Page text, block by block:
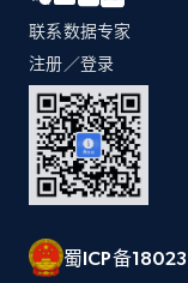
Youtube -
by podcast url
URL, Title,
Video length,
8K+
联系数据专家
注册／登录
蜀ICP备